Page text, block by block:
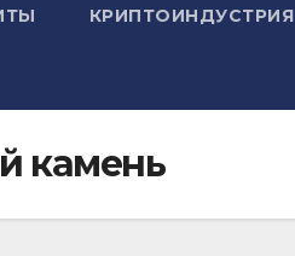
КРИПТОИНДУСТРИЯ
камень